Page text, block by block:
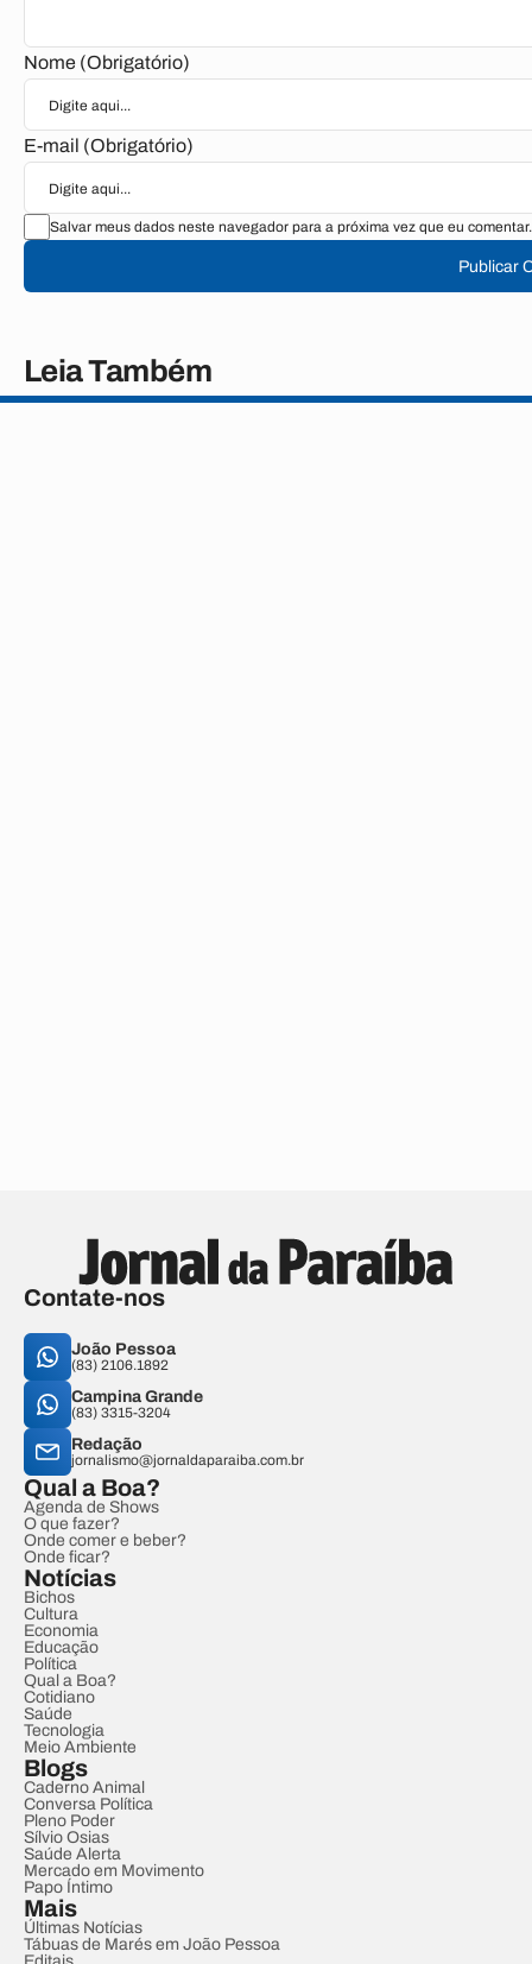
Nome (Obrigatório)
E-mail (Obrigatório)
Salvar meus dados neste navegador para a próxima vez que eu comentar.
Publicar
Leia Também
Contate-nos
João Pessoa
(83) 2106.1892
Campina Grande
(83) 3315-3204
Redação
jornalismo@jornaldaparaiba.com.br
Qual a Boa?
Agenda de Shows
O que fazer?
Onde comer e beber?
Onde ficar?
Notícias
Bichos
Cultura
Economia
Educação
Política
Qual a Boa?
Cotidiano
Saúde
Tecnologia
Meio Ambiente
Blogs
Caderno Animal
Conversa Política
Pleno Poder
Sílvio Osias
Saúde Alerta
Mercado em Movimento
Papo Íntimo
Mais
Últimas Notícias
Tábuas de Marés em João Pessoa